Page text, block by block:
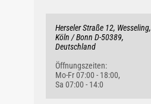
Explosion Blue
Ab 308.38 €/lfm
Herseler Straße 12, Wesseling,
Köln / Bonn D-50389,
Deutschland
Öffnungszeiten:
Mo-Fr 07:00 - 18:00,
Sa 07:00 - 14:0